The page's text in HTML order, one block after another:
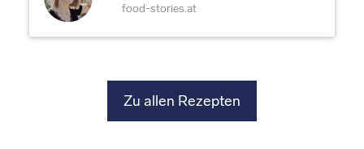
food-stories.at
Zu allen Rezepten